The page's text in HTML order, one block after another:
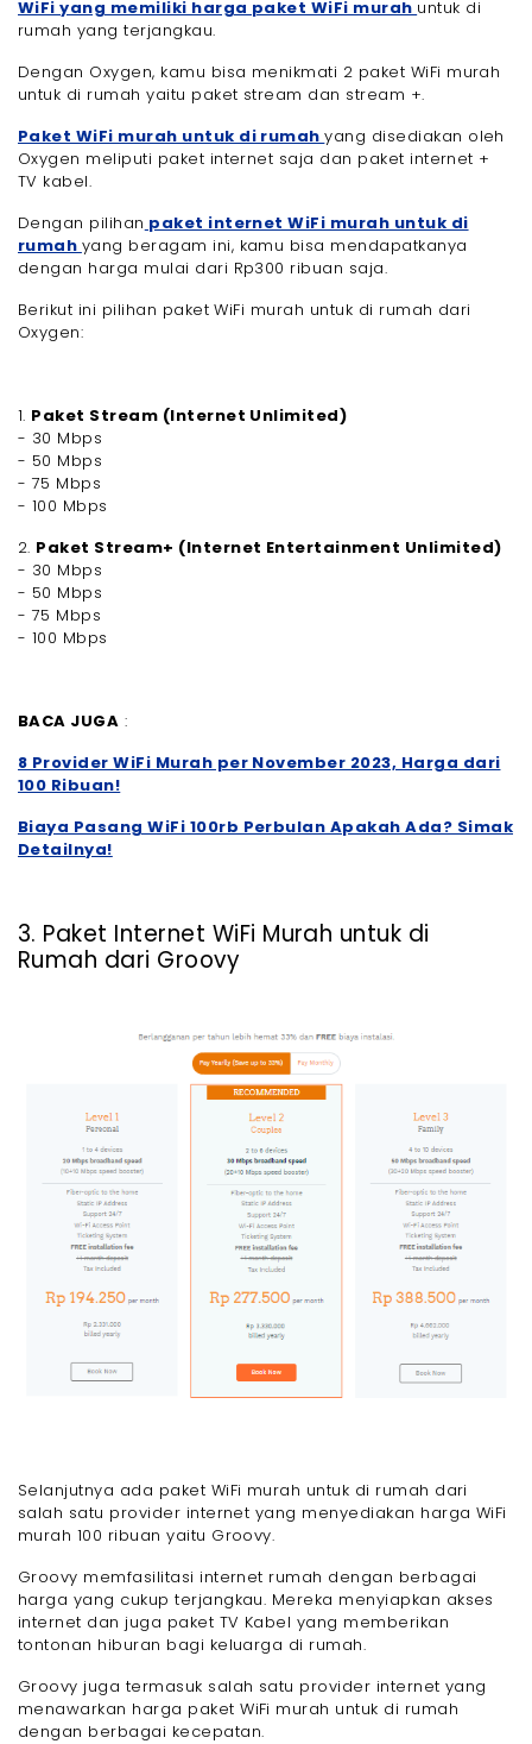
WiFi yang memiliki harga paket WiFi murah untuk di
rumah yang terjangkau.
Dengan Oxygen, kamu bisa menikmati 2 paket WiFi murah
untuk di rumah yaitu paket stream dan stream +.
Paket WiFi murah untuk di rumahyang disediakan oleh
Oxygen meliputi paket internet saja dan paket internet +
TV kabel.
Dengan pilihan paket internet WiFi murah untuk di
rumah yang beragam ini, kamu bisa mendapatkanya
dengan harga mulai dari Rp300 ribuan saja.
Berikut ini pilihan paket WiFi murah untuk di rumah dari
Oxygen:
1. Paket Stream (Internet Unlimited)
- 30 Mbps
- 50 Mbps
- 75 Mbps
- 100 Mbps
2. Paket Stream+ (Internet Entertainment Unlimited)
- 30 Mbps
- 50 Mbps
- 75 Mbps
- 100 Mbps
BACA JUGA :
8 Provider WiFi Murah per November 2023, Harga dari
100 Ribuan!
Biaya Pasang WiFi 100rb Perbulan Apakah Ada? Simak
Detailnya!
3. Paket Internet WiFi Murah untuk di
Rumah dari Groovy
Selanjutnya ada paket WiFi murah untuk di rumah dari
salah satu provider internet yang menyediakan harga WiFi
murah 100 ribuan yaitu Groovy.
Groovy memfasilitasi internet rumah dengan berbagai
harga yang cukup terjangkau. Mereka menyiapkan akses
internet dan juga paket TV Kabel yang memberikan
tontonan hiburan bagi keluarga di rumah.
Groovy juga termasuk salah satu provider internet yang
menawarkan harga paket WiFi murah untuk di rumah
dengan berbagai kecepatan.